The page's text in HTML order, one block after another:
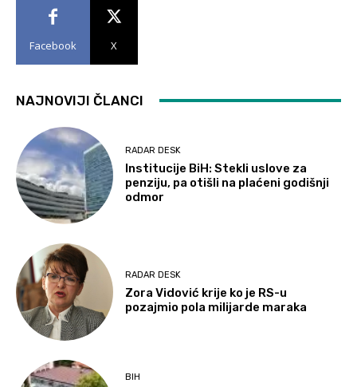
Facebook X
NAJNOVIJI ČLANCI
RADAR DESK
Institucije BiH: Stekli uslove za
penziju, pa otišli na plaćeni godišnji
odmor
RADAR DESK
Zora Vidović krije ko je RS-u
pozajmio pola milijarde maraka
BIH